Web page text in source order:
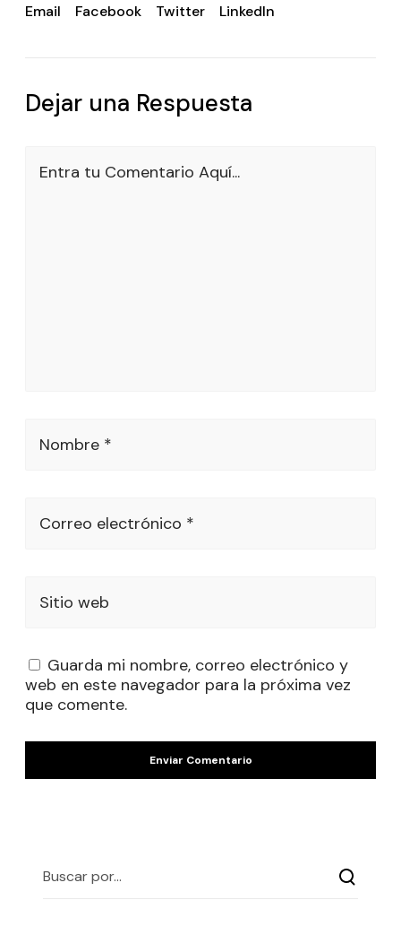
Email Facebook Twitter LinkedIn
Dejar una Respuesta
Entra tu Comentario Aquí...
Nombre *
Correo electrónico *
Sitio web
Guarda mi nombre, correo electrónico y
web en este navegador para la próxima vez
que comente.